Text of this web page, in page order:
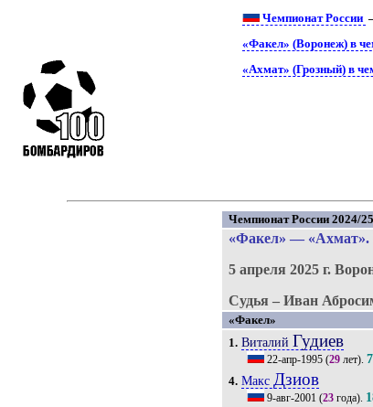
Чемпионат России
«Факел» (Воронеж) в
«Ахмат» (Грозный) в
Чемпионат России 2024/
«Факел» — «Ахмат».
5 апреля 2025 г.
Судья – Иван
«Факел»
1. Виталий Гудиев
22-апр-1995 (29 лет).
4. МаксДзиов
9-авг-2001 (23 года).